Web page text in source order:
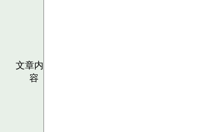
文章内
容